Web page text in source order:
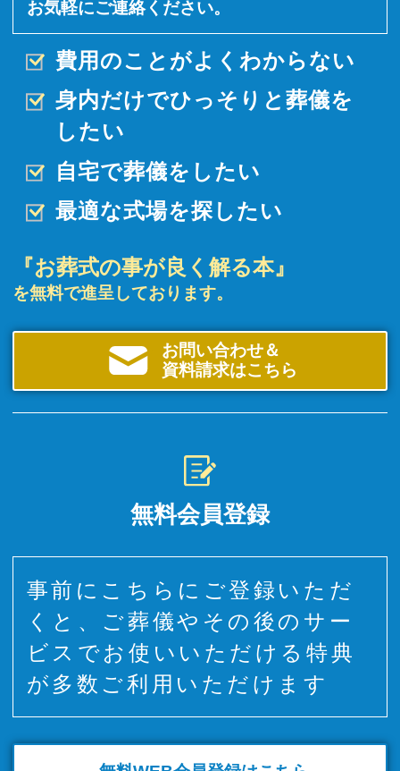
お気軽にご連絡ください。
費用のことがよくわからない
身内だけでひっそりと 葬儀を
したい
自宅で葬儀をしたい
最適な式場を探したい
『お葬式の事が良く解る本』
を無料で進呈しております。
お問い合わせ＆
資料請求はこちら
無料会員登録
事前にこちらにご登録いただ
くと、ご葬儀やその後のサー
ビスでお使いいただける特典
が多数ご利用いただけます